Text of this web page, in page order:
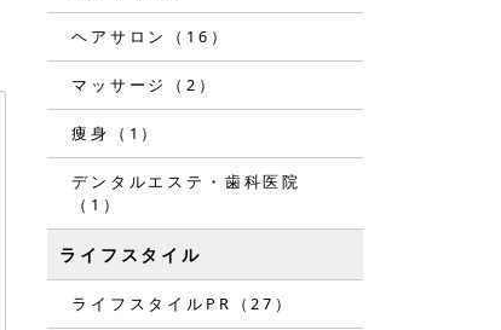
ヘアサロン（16）
マッサージ（2）
痩身（1）
デンタルエステ・歯科医院
（1）
ライフスタイル
ライフスタイルPR（27）